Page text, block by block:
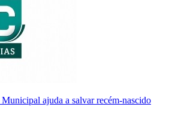
ajuda a salvar recém-nascido